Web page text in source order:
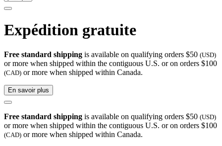
Expédition gratuite
Free standard shipping is available on qualifying orders $50 (USD)
or more when shipped within the contiguous U.S. or on orders $100
(CAD) or more when shipped within Canada.
En savoir plus
Free standard shipping is available on qualifying orders $50 (USD)
or more when shipped within the contiguous U.S. or on orders $100
(CAD) or more when shipped within Canada.